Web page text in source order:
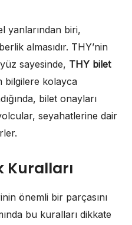
yanlarından biri,
almasıdır. THY’nin
sayesinde, THY bilet
bilgilere kolayca
bilet onayları
seyahatlerine dair
Kuralları
önemli bir parçasını
bu kuralları dikkate